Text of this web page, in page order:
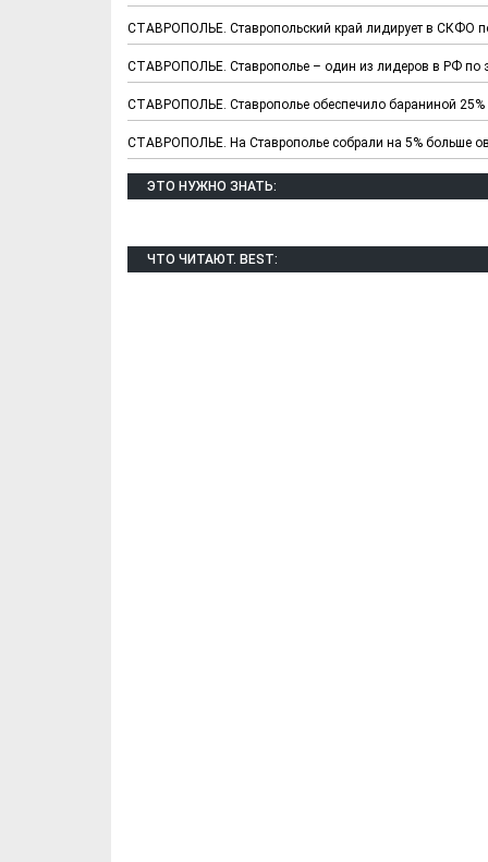
СТАВРОПОЛЬЕ. Ставропольский край лидирует в СКФО
СТАВРОПОЛЬЕ. Ставрополье – один из лидеров в РФ по
СТАВРОПОЛЬЕ. Ставрополье обеспечило бараниной 25%
СТАВРОПОЛЬЕ. На Ставрополье собрали на 5% больше
ЭТО НУЖНО ЗНАТЬ:
ЧТО ЧИТАЮТ. BEST:
Х. Гапураев. Капкан
для Зелимхана (Отр.
из романа «1овда»)
ЧЕЧНЯ. А.